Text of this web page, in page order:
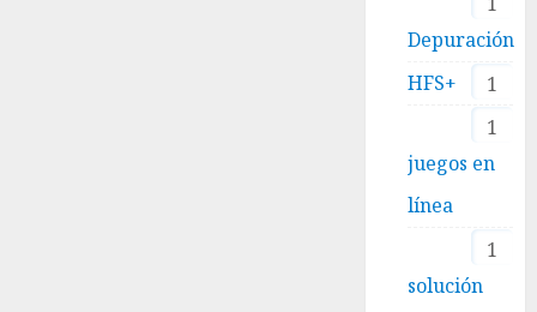
Depuración
1
HFS+
1
juegos en
línea
1
solución